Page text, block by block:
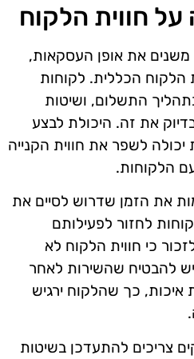
חווית הלקוח
את אופן העסקאות,
הלקוח הכללית. לקוחות
התשלום, ושיטות
את זה. היכולת לבצע
לשפר את חווית הקנייה
עם הלקוחות.
את הזמן שדרוש לסיים את
לחזור לפעילותם
כי חווית הלקוח לא
להבטיח שהשירות לאחר
כך שהלקוח ירגיש
צריכים להתעדכן בשיטות